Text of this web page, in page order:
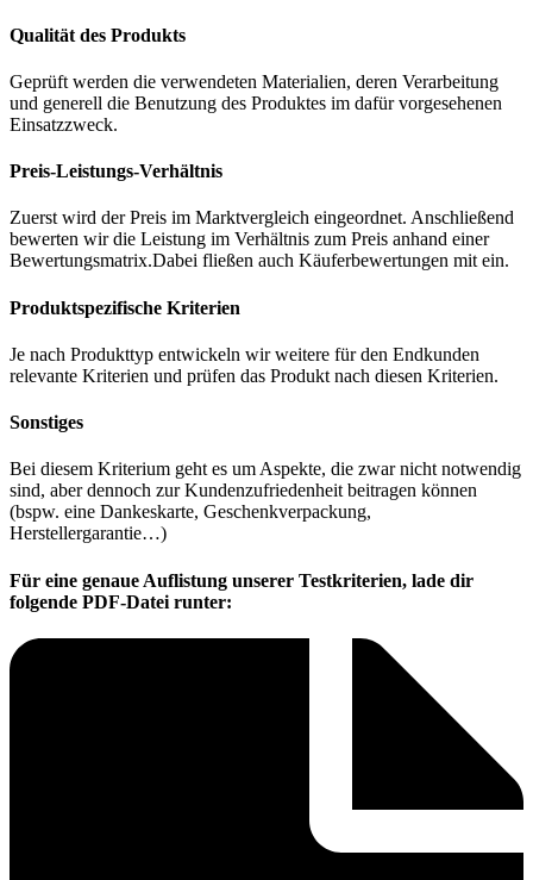
Qualität des Produkts
Geprüft werden die verwendeten Materialien, deren Verarbeitung
und generell die Benutzung des Produktes im dafür vorgesehenen
Einsatzzweck.
Preis-Leistungs-Verhältnis
Zuerst wird der Preis im Marktvergleich eingeordnet. Anschließend
bewerten wir die Leistung im Verhältnis zum Preis anhand einer
Bewertungsmatrix.Dabei fließen auch Käuferbewertungen mit ein.
Produktspezifische Kriterien
Je nach Produkttyp entwickeln wir weitere für den Endkunden
relevante Kriterien und prüfen das Produkt nach diesen Kriterien.
Sonstiges
Bei diesem Kriterium geht es um Aspekte, die zwar nicht notwendig
sind, aber dennoch zur Kundenzufriedenheit beitragen können
(bspw. eine Dankeskarte, Geschenkverpackung,
Herstellergarantie…)
Für eine genaue Auflistung unserer Testkriterien, lade dir
folgende PDF-Datei runter: